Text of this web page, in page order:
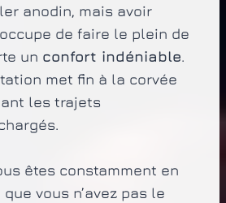
anodin, mais avoir
de faire le plein de
un confort indéniable.
met fin à la corvée
les trajets
êtes constamment en
vous n’avez pas le